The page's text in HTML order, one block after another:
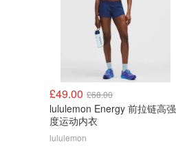
£49.00 £68.00
lululemon Energy 前拉链高强
度运动内衣
lululemon